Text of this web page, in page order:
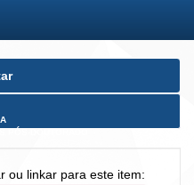
ou linkar para este item: